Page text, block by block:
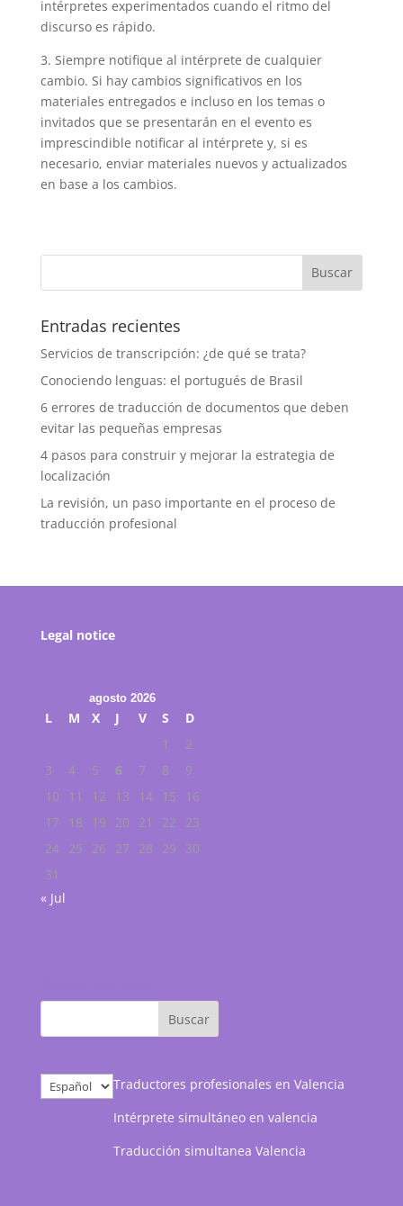
intérpretes experimentados cuando el ritmo del
discurso es rápido.
3. Siempre notifique al intérprete de cualquier
cambio. Si hay cambios significativos en los
materiales entregados e incluso en los temas o
invitados que se presentarán en el evento es
imprescindible notificar al intérprete y, si es
necesario, enviar materiales nuevos y actualizados
en base a los cambios.
Entradas recientes
Servicios de transcripción: ¿de qué se trata?
Conociendo lenguas: el portugués de Brasil
6 errores de traducción de documentos que deben
evitar las pequeñas empresas
4 pasos para construir y mejorar la estrategia de
localización
La revisión, un paso importante en el proceso de
traducción profesional
Legal notice
agosto 2026
L M X J V S
D
1
2
3
4 5 6 7 8
9
10
11 12 13 14 15
16
17
18 19 20 21 22
23
24 25 26 27 28 29
30
31
« Jul
Elegir
un
Traductores profesionales en Valencia
Intérprete simultáneo en valencia
Traducción simultanea Valencia